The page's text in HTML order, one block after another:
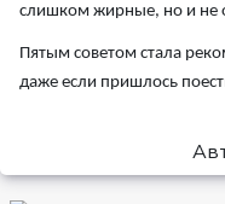
слишком жирные, но и не
Пятым советом стала
даже если пришлось